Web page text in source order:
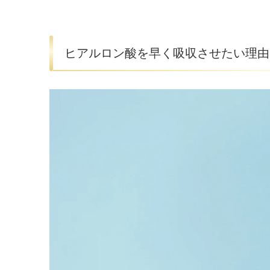
ヒアルロン酸を早く吸収させたい理